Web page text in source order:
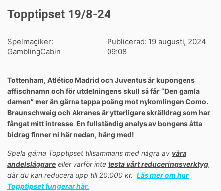
Topptipset 19/8-24
Spelmagiker:
GamblingCabin
Publicerad: 19 augusti, 2024
09:08
Tottenham, Atlético Madrid och Juventus är kupongens
affischnamn och för utdelningens skull så får “Den gamla
damen” mer än gärna tappa poäng mot nykomlingen Como.
Braunschweig och Akranes är ytterligare skrälldrag som har
fångat mitt intresse. En fullständig analys av bongens åtta
bidrag finner ni här nedan, häng med!
Spela gärna Topptipset tillsammans med några av våra
andelsläggare eller varför inte testa vårt reduceringsverktyg,
där du kan reducera upp till 20.000 kr. Läs mer om hur
Topptipset fungerar här.